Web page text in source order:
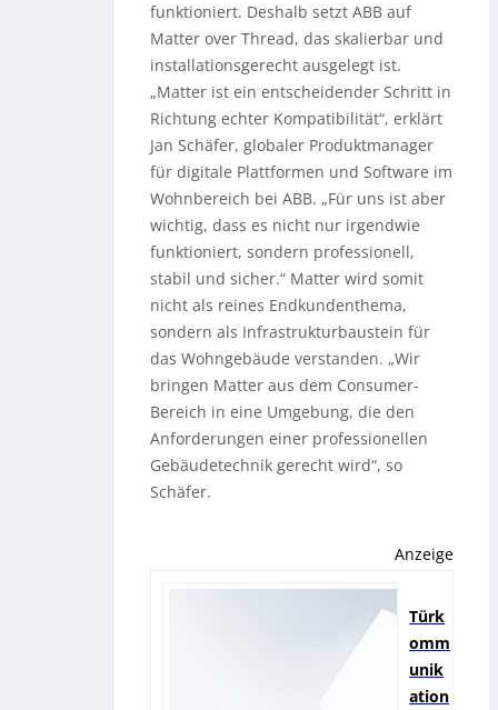
funktioniert. Deshalb setzt ABB auf
Matter over Thread, das skalierbar und
installationsgerecht ausgelegt ist.
„Matter ist ein entscheidender Schritt in
Richtung echter Kompatibilität“, erklärt
Jan Schäfer, globaler Produktmanager
für digitale Plattformen und Software im
Wohnbereich bei ABB. „Für uns ist aber
wichtig, dass es nicht nur irgendwie
funktioniert, sondern professionell,
stabil und sicher.“ Matter wird somit
nicht als reines Endkundenthema,
sondern als Infrastrukturbaustein für
das Wohngebäude verstanden. „Wir
bringen Matter aus dem Consumer-
Bereich in eine Umgebung, die den
Anforderungen einer professionellen
Gebäudetechnik gerecht wird“, so
Schäfer.
Anzeige
Türk
omm
unik
ation